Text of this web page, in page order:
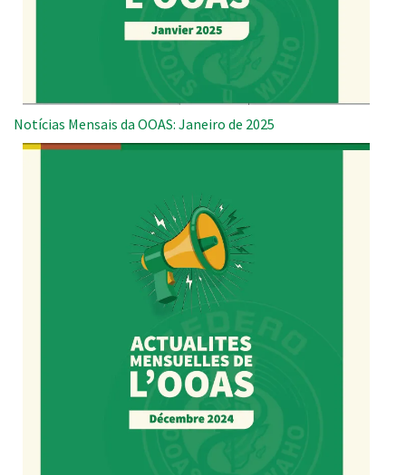
Notícias Mensais da OOAS: Janeiro de 2025